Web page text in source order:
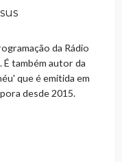
da Rádio
É também autor da
que é emitida em
desde 2015.